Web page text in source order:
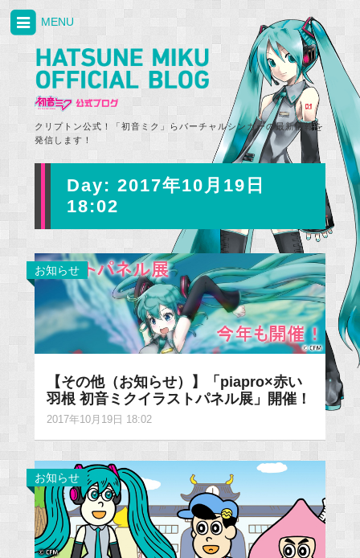
クリプトン公式！「初音ミク」らバーチャルシンガーの最新情報を
発信します！
MENU
Day: 2017年10月19日
18:02
お知らせ
【その他（お知らせ）】「piapro×赤い
羽根 初音ミクイラストパネル展」開催！
2017年10月19日 18:02
お知らせ